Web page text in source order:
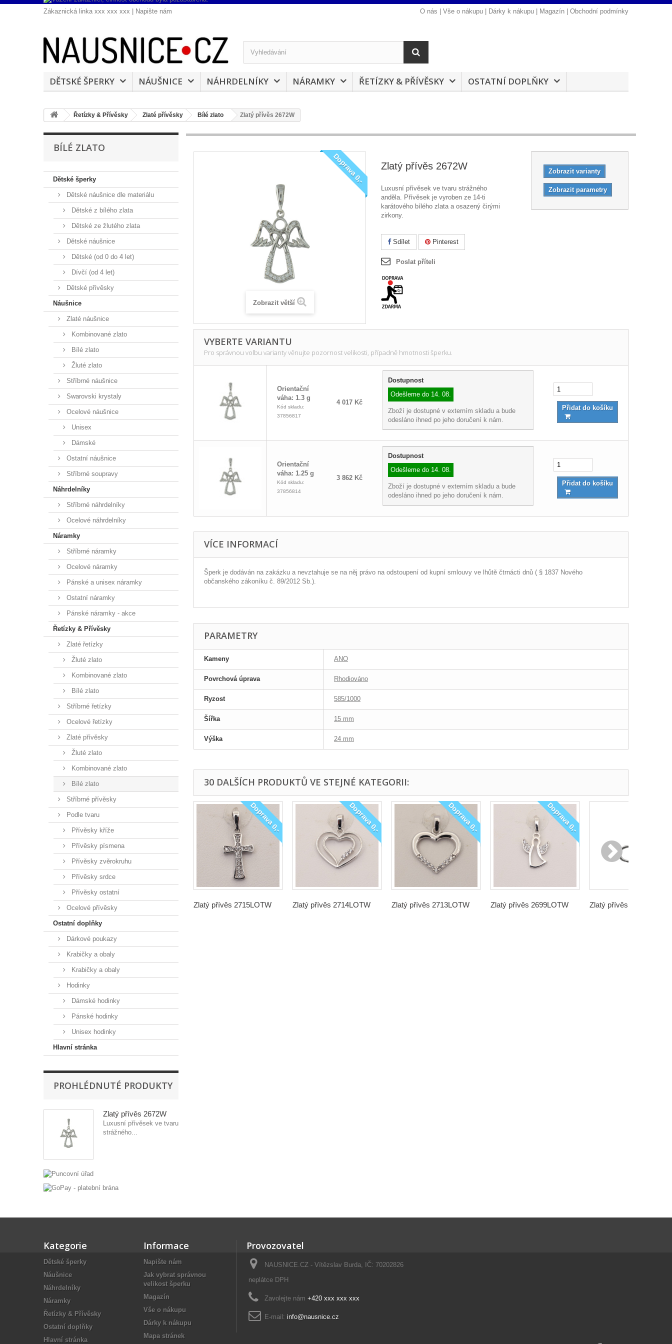
Zákaznická linka xxx xxx xxx | Napište nám O nás Vše o nákupu Dárky k nákupu Magazín Obchodní podmínky
DĚTSKÉ ŠPERKY NÁUŠNICE NÁHRDELNÍKY NÁRAMKY ŘETÍZKY & PŘÍVĚSKY OSTATNÍ DOPLŇKY
Řetízky & Přívěsky Zlaté přívěsky Bílé zlato Zlatý přívěs 2672W
Doprava 0,-
Zobrazit větší
Zlatý přívěs 2672W
Luxusní přívěsek ve tvaru strážného
anděla. Přívěsek je vyroben ze 14-ti
karátového bílého zlata a osazený čirými
zirkony.
Sdílet Pinterest
Poslat příteli
Zobrazit varianty
Zobrazit parametry
VYBERTE VARIANTU
Pro správnou volbu varianty věnujte pozornost velikosti, případně hmotnosti šperku.
Orientační
váha: 1.3 g
Kód skladu:
37856817
4 017 Kč
Dostupnost
Odešleme do 14. 08.
Zboží je dostupné v externím skladu a bude
odesláno ihned po jeho doručení k nám.
Přidat do košíku
Orientační
váha: 1.25 g
Kód skladu:
37856814
3 862 Kč
Dostupnost
Odešleme do 14. 08.
Zboží je dostupné v externím skladu a bude
odesláno ihned po jeho doručení k nám.
Přidat do košíku
VÍCE INFORMACÍ
Šperk je dodáván na zakázku a nevztahuje se na něj právo na odstoupení od kupní smlouvy ve lhůtě čtrnácti dnů ( § 1837 Nového
občanského zákoníku č. 89/2012 Sb.).
PARAMETRY
Kameny ANO
Povrchová úprava Rhodiováno
Ryzost 585/1000
Šířka 15 mm
Výška 24 mm
30 DALŠÍCH PRODUKTŮ VE STEJNÉ KATEGORII:
Zlatý přívěs 2715LOTW
Doprava 0,-
Zlatý přívěs 2714LOTW
Doprava 0,-
Zlatý přívěs 2713LOTW
Doprava 0,-
Zlatý přívěs 2699LOTW
Doprava 0,-
Zlatý přívěs 2710LOTW
BÍLÉ ZLATO
Dětské šperky
Dětské náušnice dle materiálu
Dětské z bílého zlata
Dětské ze žlutého zlata
Dětské náušnice
Dětské (od 0 do 4 let)
Dívčí (od 4 let)
Dětské přívěsky
Náušnice
Zlaté náušnice
Kombinované zlato
Bílé zlato
Žluté zlato
Stříbrné náušnice
Swarovski krystaly
Ocelové náušnice
Unisex
Dámské
Ostatní náušnice
Stříbrné soupravy
Náhrdelníky
Stříbrné náhrdelníky
Ocelové náhrdelníky
Náramky
Stříbrné náramky
Ocelové náramky
Pánské a unisex náramky
Ostatní náramky
Pánské náramky - akce
Řetízky & Přívěsky
Zlaté řetízky
Žluté zlato
Kombinované zlato
Bílé zlato
Stříbrné řetízky
Ocelové řetízky
Zlaté přívěsky
Žluté zlato
Kombinované zlato
Bílé zlato
Stříbrné přívěsky
Podle tvaru
Přívěsky kříže
Přívěsky písmena
Přívěsky zvěrokruhu
Přívěsky srdce
Přívěsky ostatní
Ocelové přívěsky
Ostatní doplňky
Dárkové poukazy
Krabičky a obaly
Krabičky a obaly
Hodinky
Dámské hodinky
Pánské hodinky
Unisex hodinky
Hlavní stránka
PROHLÉDNUTÉ PRODUKTY
Zlatý přívěs 2672W
Luxusní přívěsek ve tvaru
strážného...
Kategorie
Dětské šperky
Náušnice
Náhrdelníky
Náramky
Řetízky & Přívěsky
Ostatní doplňky
Hlavní stránka
Informace
Napište nám
Jak vybrat správnou
velikost šperku
Magazín
Vše o nákupu
Dárky k nákupu
Mapa stránek
Provozovatel
NAUSNICE.CZ - Vítězslav Burda, IČ: 70202826
neplátce DPH
Zavolejte nám +420 xxx xxx xxx
E-mail: info@nausnice.cz